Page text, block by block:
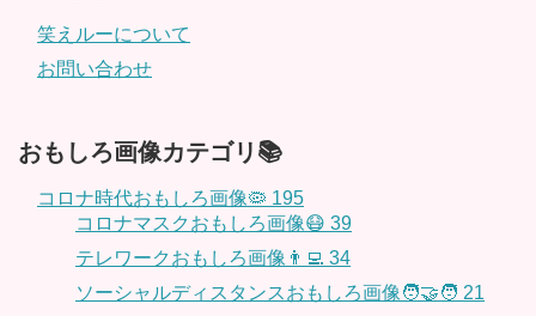
笑えルーについて
お問い合わせ
おもしろ画像カテゴリ📚
コロナ時代おもしろ画像🦠 195
コロナマスクおもしろ画像😷 39
テレワークおもしろ画像👨‍💻 34
ソーシャルディスタンスおもしろ画像🧑‍🤝‍🧑 21